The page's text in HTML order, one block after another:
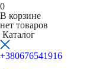
0
В корзине
нет товаров
Каталог
+380676541916